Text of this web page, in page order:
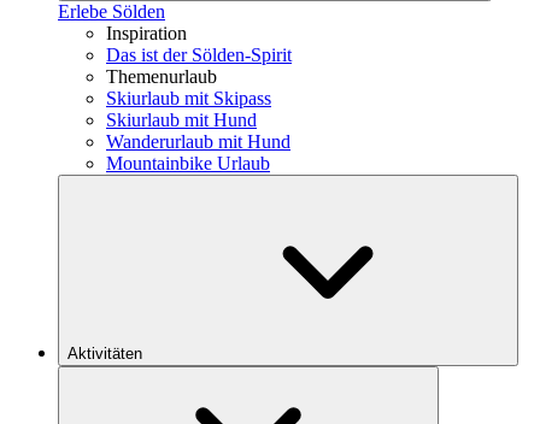
Erlebe Sölden
Inspiration
Das ist der Sölden-Spirit
Themenurlaub
Skiurlaub mit Skipass
Skiurlaub mit Hund
Wanderurlaub mit Hund
Mountainbike Urlaub
Aktivitäten